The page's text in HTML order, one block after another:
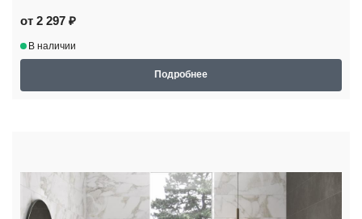
от 2 297 ₽
В наличии
Подробнее